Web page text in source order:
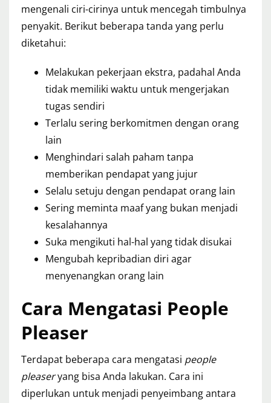
mengenali ciri-cirinya untuk mencegah timbulnya
penyakit. Berikut beberapa tanda yang perlu
diketahui:
Melakukan pekerjaan ekstra, padahal Anda
tidak memiliki waktu untuk mengerjakan
tugas sendiri
Terlalu sering berkomitmen dengan orang
lain
Menghindari salah paham tanpa
memberikan pendapat yang jujur
Selalu setuju dengan pendapat orang lain
Sering meminta maaf yang bukan menjadi
kesalahannya
Suka mengikuti hal-hal yang tidak disukai
Mengubah kepribadian diri agar
menyenangkan orang lain
Cara Mengatasi People
Pleaser
Terdapat beberapa cara mengatasi people
pleaseryang bisa Anda lakukan. Cara ini
diperlukan untuk menjadi penyeimbang antara